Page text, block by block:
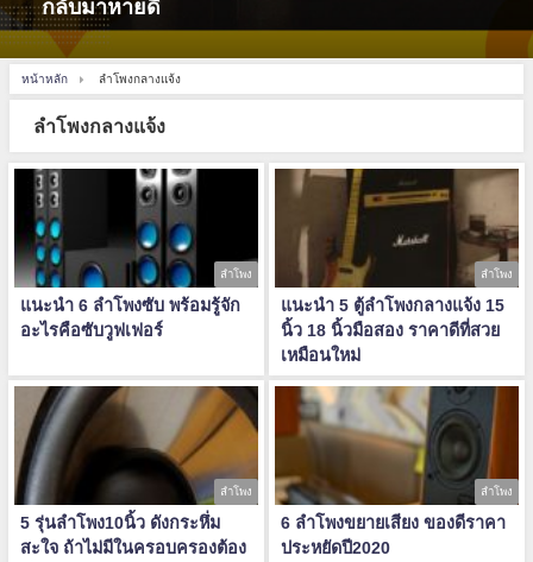
กลับมาหายดี
หน้าหลัก ลำโพงกลางแจ้ง
ลำโพงกลางแจ้ง
ลำโพง
แนะนำ 6 ลำโพงซับ พร้อมรู้จัก
อะไรคือซับวูฟเฟอร์
ลำโพง
แนะนำ 5 ตู้ลําโพงกลางแจ้ง 15
นิ้ว 18 นิ้วมือสอง ราคาดีที่สวย
เหมือนใหม่
ลำโพง
5 รุ่นลำโพง10นิ้ว ดังกระหึ่ม
สะใจ ถ้าไม่มีในครอบครองต้อง
ลำโพง
6 ลำโพงขยายเสียง ของดีราคา
ประหยัดปี2020